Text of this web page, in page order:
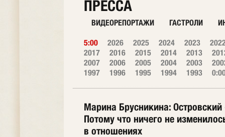
ПРЕССА
ВИДЕОРЕПОРТАЖИ ГАСТРОЛИ
5:00 2026 2025 2024 2023
2017
2016 2015 2014 2013
2007
2006 2005 2004 2003
1997
1996 1995 1994 1993
Марина Брусникина:
Потому что ничего не
в отношениях